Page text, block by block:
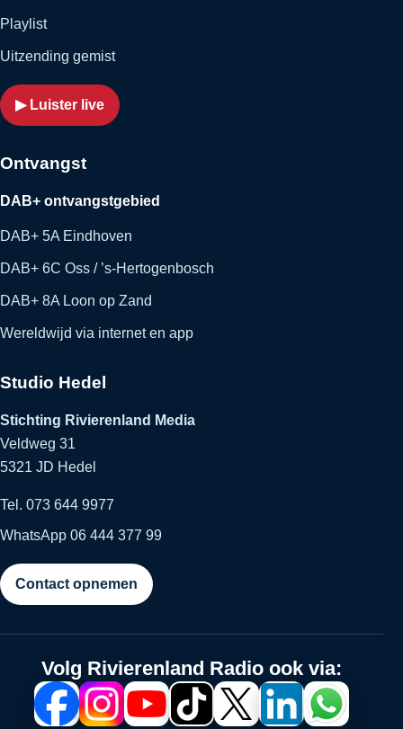
Playlist
Uitzending gemist
▶ Luister live
Ontvangst
DAB+ ontvangstgebied
DAB+ 5A Eindhoven
DAB+ 6C Oss / ’s-Hertogenbosch
DAB+ 8A Loon op Zand
Wereldwijd via internet en app
Studio Hedel
Stichting Rivierenland Media
Veldweg 31
5321 JD Hedel
Tel. 073 644 9977
WhatsApp 06 444 377 99
Contact opnemen
Volg Rivierenland Radio ook via: